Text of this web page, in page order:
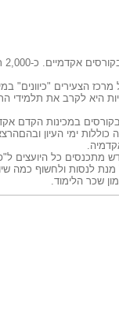
הצעירים "כיוונים"
היא לקרב את תלמידי
במכינות הקדם
ימי העיון
אקדמי. פעם בחודש מתכנסים כל
מנת לנסות ולחשוף כמה
שכר הלימוד.